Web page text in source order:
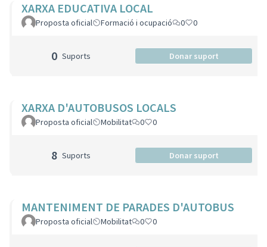
XARXA EDUCATIVA LOCAL
Proposta oficial Formació i ocupació 0 0
0 Suports Donar suport
XARXA D'AUTOBUSOS LOCALS
Proposta oficial Mobilitat 0 0
8 Suports Donar suport
MANTENIMENT DE PARADES D'AUTOBUS
Proposta oficial Mobilitat 0 0